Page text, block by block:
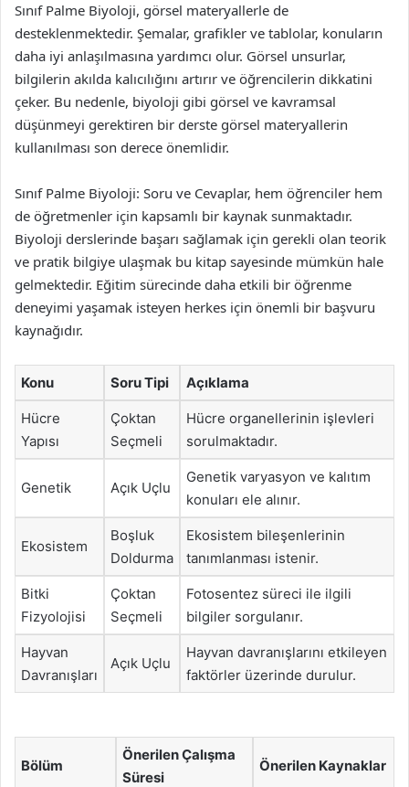
Sınıf Palme Biyoloji, görsel materyallerle de
desteklenmektedir. Şemalar, grafikler ve tablolar, konuların
daha iyi anlaşılmasına yardımcı olur. Görsel unsurlar,
bilgilerin akılda kalıcılığını artırır ve öğrencilerin dikkatini
çeker. Bu nedenle, biyoloji gibi görsel ve kavramsal
düşünmeyi gerektiren bir derste görsel materyallerin
kullanılması son derece önemlidir.
Sınıf Palme Biyoloji: Soru ve Cevaplar, hem öğrenciler hem
de öğretmenler için kapsamlı bir kaynak sunmaktadır.
Biyoloji derslerinde başarı sağlamak için gerekli olan teorik
ve pratik bilgiye ulaşmak bu kitap sayesinde mümkün hale
gelmektedir. Eğitim sürecinde daha etkili bir öğrenme
deneyimi yaşamak isteyen herkes için önemli bir başvuru
kaynağıdır.
Konu Soru Tipi Açıklama
Hücre
Yapısı
Çoktan
Seçmeli
Hücre organellerinin işlevleri
sorulmaktadır.
Genetik Açık Uçlu
Genetik varyasyon ve kalıtım
konuları ele alınır.
Ekosistem
Boşluk
Doldurma
Ekosistem bileşenlerinin
tanımlanması istenir.
Bitki
Fizyolojisi
Çoktan
Seçmeli
Fotosentez süreci ile ilgili
bilgiler sorgulanır.
Hayvan
Davranışları
Açık Uçlu
Hayvan davranışlarını etkileyen
faktörler üzerinde durulur.
Bölüm
Önerilen Çalışma
Süresi
Önerilen Kaynaklar